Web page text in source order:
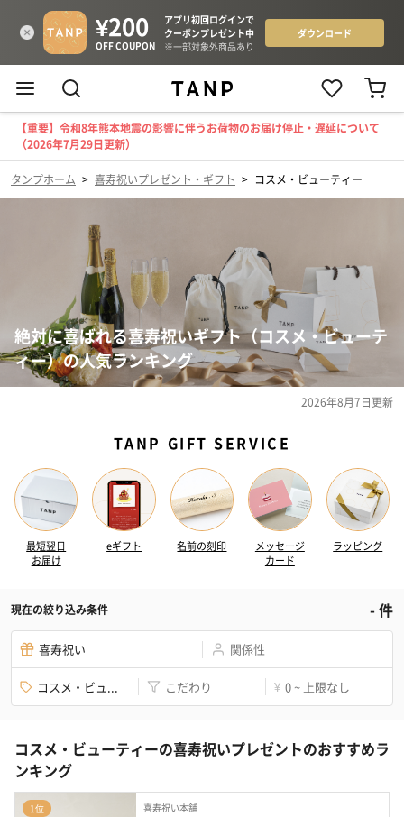
【重要】令和8年熊本地震の影響に伴うお荷物のお届け停止・遅延について
（2026年7月29日更新）
タンプホーム > 喜寿祝いプレゼント・ギフト > コスメ・ビューティー
絶対に喜ばれる喜寿祝いギフト（コスメ・ビューテ
ィー）の人気ランキング
2026年8月7日更新
TANP GIFT SERVICE
最短翌日
お届け
eギフト 名前の刻印
メッセージ
カード
ラッピング
現在の絞り込み条件 -件
喜寿祝い 関係性
コスメ・ビュ... こだわり ¥ 0 ~ 上限なし
コスメ・ビューティーの喜寿祝いプレゼントのおすすめラ
ンキング
1位 喜寿祝い本舗